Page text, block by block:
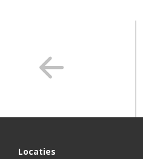
Locaties